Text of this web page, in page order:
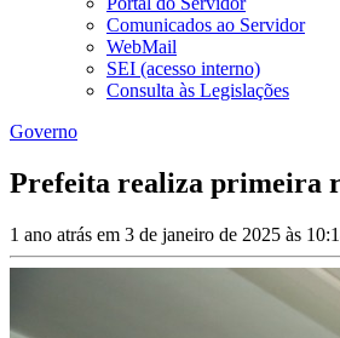
Comunicados ao Servidor
WebMail
SEI (acesso interno)
Consulta às Legislações
Governo
Prefeita realiza primeira
1 ano atrás em 3 de janeiro de 2025 às